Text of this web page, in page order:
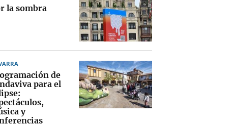
la sombra
de
para el
y